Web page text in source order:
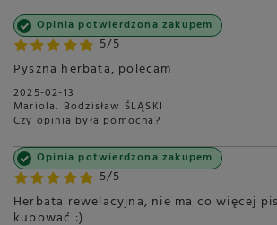
Temperatura parzenia
95-100°C
Rodzaj herbaty
Herbata
Typ herbaty
Herbata
Długość opakowania w
centymetrach
20
Wysokość opakowania w
5/5
Opinia potwierdzona zakupem
Pyszna herbata, polecam
2025-02-13
Mariola, Bodzisław ŚLĄSKI
Czy opinia była pomocna?
5/5
Opinia potwierdzona zakupem
Herbata rewelacyjna, nie ma co więcej
kupować :)